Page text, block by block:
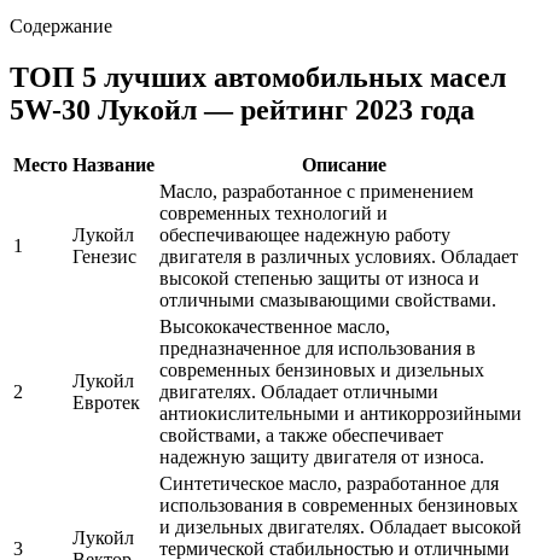
Содержание
ТОП 5 лучших автомобильных масел
5W-30 Лукойл — рейтинг 2023 года
Место Название Описание
1
Лукойл
Генезис
Масло, разработанное с применением
современных технологий и
обеспечивающее надежную работу
двигателя в различных условиях. Обладает
высокой степенью защиты от износа и
отличными смазывающими свойствами.
2
Лукойл
Евротек
Высококачественное масло,
предназначенное для использования в
современных бензиновых и дизельных
двигателях. Обладает отличными
антиокислительными и антикоррозийными
свойствами, а также обеспечивает
надежную защиту двигателя от износа.
3
Лукойл
Синтетическое масло, разработанное для
использования в современных бензиновых
и дизельных двигателях. Обладает высокой
термической стабильностью и отличными